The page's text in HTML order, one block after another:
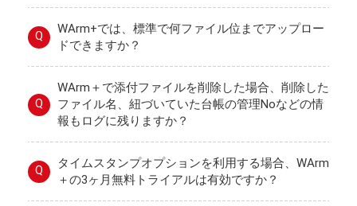
Q
WArm+では、標準で何ファイル位までアップロー
ドできますか？
Q
WArm＋で添付ファイルを削除した場合、削除した
ファイル名、紐づいていた台帳の管理Noなどの情
報もログに残りますか？
Q
タイムスタンプオプションを利用する場合、WArm
＋の3ヶ月無料トライアルは有効ですか？